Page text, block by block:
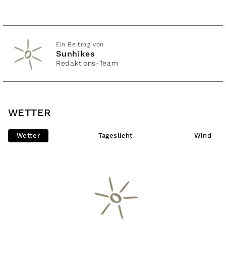
Ein Beitrag von
Sunhikes
Redaktions-Team
WETTER
Wetter Tageslicht Wind